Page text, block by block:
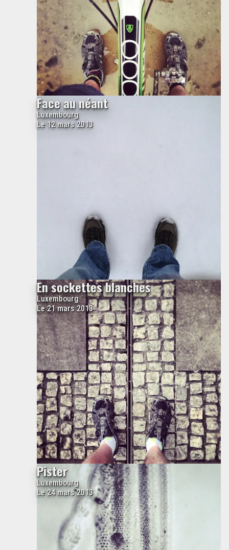
Face au néant
Luxembourg
Le 12 mars 2013
En sockettes blanches
Luxembourg
Le 21 mars 2013
Pister
Luxembourg
Le 24 mars 2013